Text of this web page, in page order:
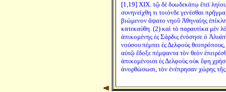
[1,19] XIX. τῷ δὲ δυωδεκάτῳ ἔτεϊ
συνηνείχθη τι τοιόνδε γενέσθαι
βιώμενον ἅψατο νηοῦ Ἀθηναίης
κατεκαύθη. (2) καὶ τὸ παραυτίκα μὲν
ἀπικομένης ἐς Σάρδις ἐνόσησε ὁ
νούσου πέμπει ἐς Δελφοὺς θεοπρόπους,
αὐτῷ ἔδοξε πέμψαντα τὸν θεὸν
ἀπικομένοισι ἐς Δελφοὺς οὐκ ἔφη
ἀνορθώσωσι, τὸν ἐνέπρησαν χώρης